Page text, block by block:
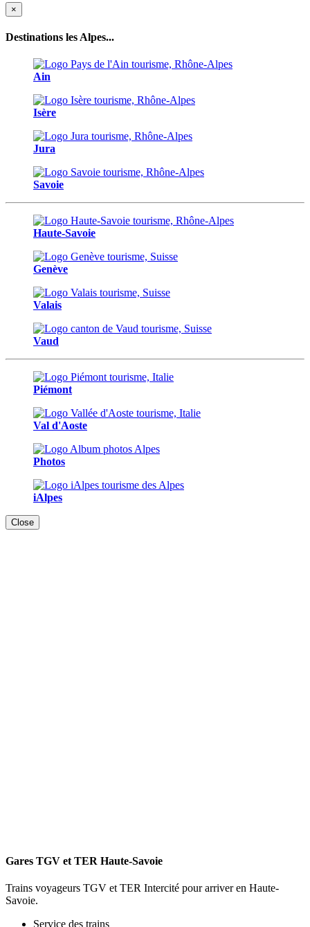
×
Destinations les Alpes...
Ain
Isère
Jura
Savoie
Haute-Savoie
Genève
Valais
Vaud
Piémont
Val d'Aoste
Photos
iAlpes
Close
Gares TGV et TER Haute-Savoie
Trains voyageurs TGV et TER Intercité pour arriver en Haute-
Savoie.
Service des trains